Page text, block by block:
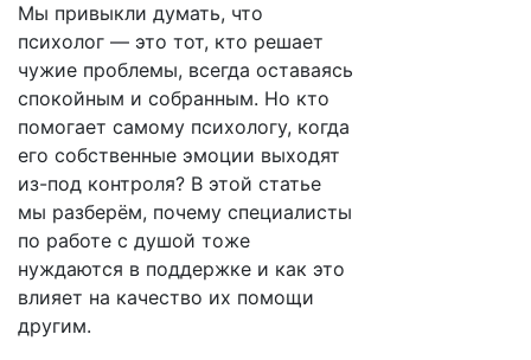
Мы привыкли думать, что
психолог — это тот, кто решает
чужие проблемы, всегда оставаясь
спокойным и собранным. Но кто
помогает самому психологу, когда
его собственные эмоции выходят
из-под контроля? В этой статье
мы разберём, почему специалисты
по работе с душой тоже
нуждаются в поддержке и как это
влияет на качество их помощи
другим.